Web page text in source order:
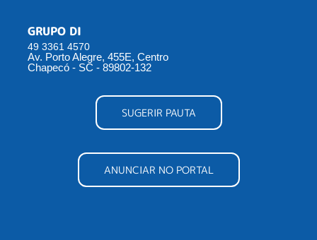
GRUPO DI
49 3361 4570
Av. Porto Alegre, 455E, Centro
Chapecó - SC - 89802-132
SUGERIR PAUTA
ANUNCIAR NO PORTAL